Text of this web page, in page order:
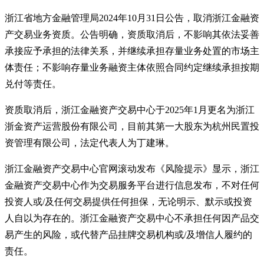
浙江省地方金融管理局2024年10月31日公告，取消浙江金融资
产交易业务资质。公告明确，资质取消后，不影响其依法妥善
承接应予承担的法律关系，并继续承担存量业务处置的市场主
体责任；不影响存量业务融资主体依照合同约定继续承担按期
兑付等责任。
资质取消后，浙江金融资产交易中心于2025年1月更名为浙江
浙金资产运营股份有限公司，目前其第一大股东为杭州民置投
资管理有限公司，法定代表人为丁建琳。
浙江金融资产交易中心官网滚动发布《风险提示》显示，浙江
金融资产交易中心作为交易服务平台进行信息发布，不对任何
投资人或/及任何交易提供任何担保，无论明示、默示或投资
人自以为存在的。浙江金融资产交易中心不承担任何因产品交
易产生的风险，或代替产品挂牌交易机构或/及增信人履约的
责任。